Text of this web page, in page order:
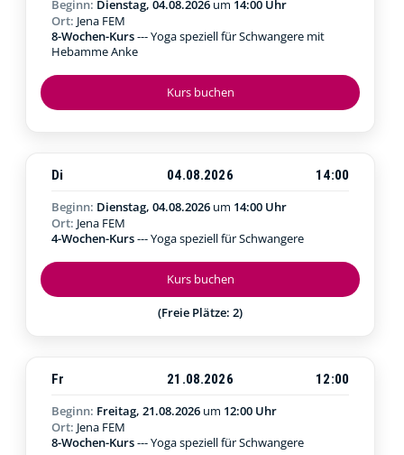
Kurs buchen
Beginn: Dienstag, 04.08.2026 um 14:00 Uhr
Ort: Jena FEM
8-Wochen-Kurs--- Yoga speziell für Schwangere mit
Hebamme Anke
Kurs buchen
(Freie Plätze: 2)
Di 04.08.2026
14:00
Beginn: Dienstag, 04.08.2026 um 14:00 Uhr
Ort: Jena FEM
4-Wochen-Kurs--- Yoga speziell für Schwangere
Fr 21.08.2026
12:00
Beginn: Freitag, 21.08.2026 um 12:00 Uhr
Ort: Jena FEM
8-Wochen-Kurs--- Yoga speziell für Schwangere